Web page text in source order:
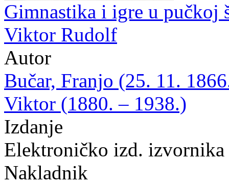
Gimnastika i igre u
Viktor Rudolf
Autor
Bučar, Franjo (25. 11.
Viktor (1880. – 1938.)
Izdanje
Elektroničko izd.
Nakladnik